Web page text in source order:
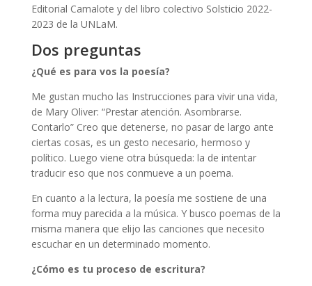
Editorial Camalote y del libro colectivo Solsticio 2022-
2023 de la UNLaM.
Dos preguntas
¿Qué es para vos la poesía?
Me gustan mucho las Instrucciones para vivir una vida,
de Mary Oliver: “Prestar atención. Asombrarse.
Contarlo” Creo que detenerse, no pasar de largo ante
ciertas cosas, es un gesto necesario, hermoso y
político. Luego viene otra búsqueda: la de intentar
traducir eso que nos conmueve a un poema.
En cuanto a la lectura, la poesía me sostiene de una
forma muy parecida a la música. Y busco poemas de la
misma manera que elijo las canciones que necesito
escuchar en un determinado momento.
¿Cómo es tu proceso de escritura?